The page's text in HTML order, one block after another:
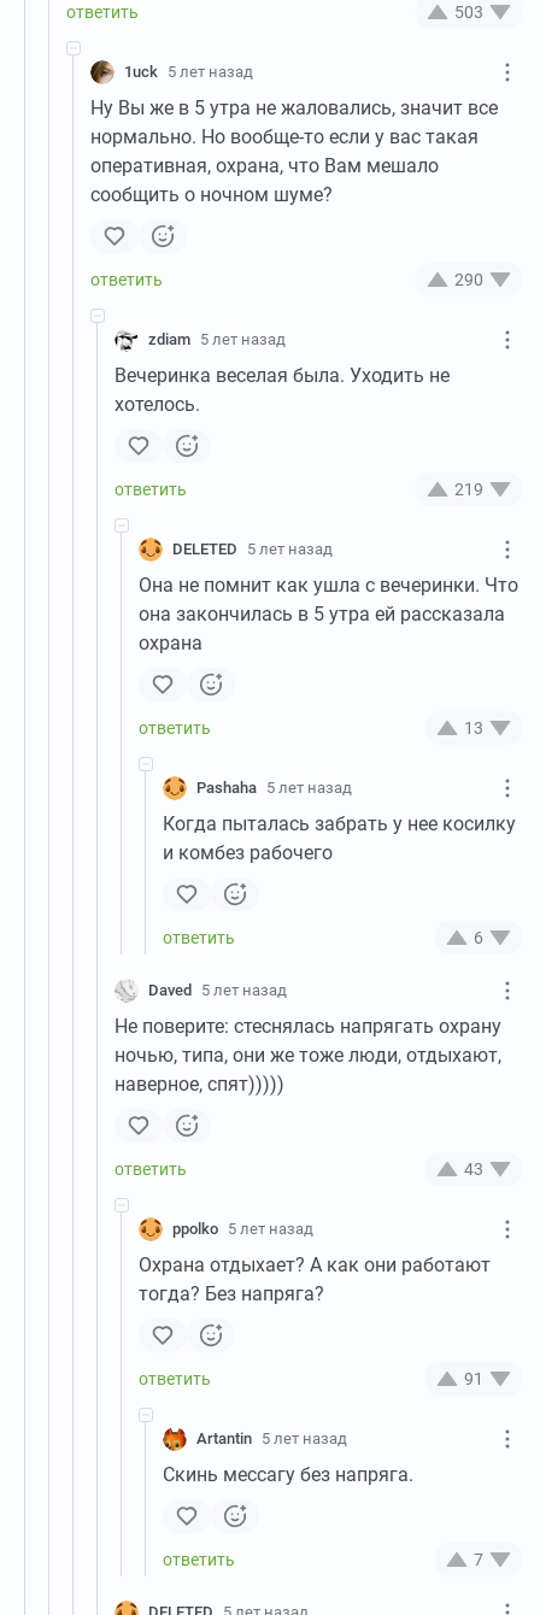
503
1uck 5 лет назад
Ну Вы же в 5 утра не жаловались, значит все
нормально. Но вообще-то если у вас такая
оперативная, охрана, что Вам мешало
сообщить о ночном шуме?
290
zdiam 5 лет назад
Вечеринка веселая была. Уходить не
хотелось.
219
DELETED 5 лет назад
Она не помнит как ушла с вечеринки. Что
она закончилась в 5 утра ей рассказала
охрана
13
Pashaha 5 лет назад
Когда пыталась забрать у нее косилку
и комбез рабочего
6
Daved 5 лет назад
Не поверите: стеснялась напрягать охрану
ночью, типа, они же тоже люди, отдыхают,
наверное, спят)))))
43
ppolko 5 лет назад
Охрана отдыхает? А как они работают
тогда? Без напряга?
91
Artantin 5 лет назад
Скинь мессагу без напряга.
7